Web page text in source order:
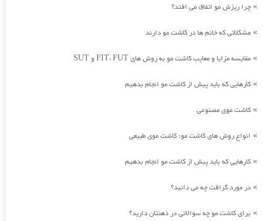
» چرا ریزش مو اتفاق می افتد؟
» مشکلاتی که خانم ها در کاشت مو دارند
» مقایسه مزایا و معایب کاشت مو به روش های FIT، FUT و SUT
» کارهایی که باید پیش از کاشت مو انجام بدهیم
» کاشت موی مصنوعی
» انواع روش های کاشت مو: کاشت موی طبیعی
» کارهایی که باید پیش از کاشت مو انجام بدهیم
» در مورد گرافت چه می دانید؟
» برای کاشت مو چه سوالاتی در ذهنتان دارید؟